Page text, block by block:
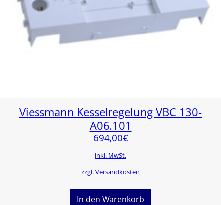
Viessmann Kesselregelung VBC 130-
A06.101
694,00€
inkl. MwSt.
zzgl. Versandkosten
In den Warenkorb